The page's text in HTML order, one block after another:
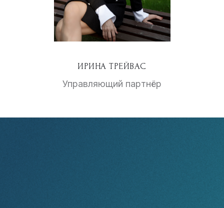
ИРИНА ТРЕЙВАС
Управляющий партнёр